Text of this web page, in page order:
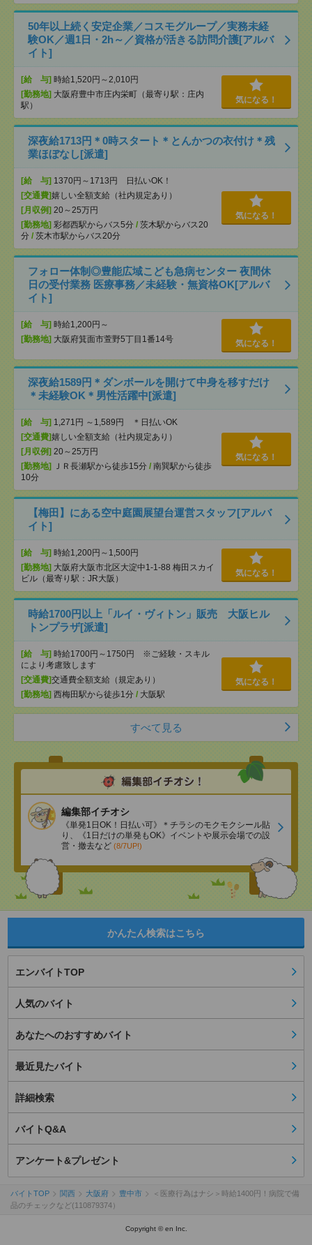
50年以上続く安定企業／コスモグループ／実務未経
験OK／週1日・2h～／資格が活きる訪問介護[アルバ
イト]
[給 与] 時給1,520円～2,010円
[勤務地] 大阪府豊中市庄内栄町（最寄り駅：庄内
駅）
気になる！
深夜給1713円＊0時スタート＊とんかつの衣付け＊残
業ほぼなし[派遣]
[給 与] 1370円～1713円 日払いOK！
[交通費]嬉しい全額支給（社内規定あり）
[月収例] 20～25万円
[勤務地] 彩都西駅からバス5分 / 茨木駅からバス20
分 / 茨木市駅からバス20分
気になる！
フォロー体制◎豊能広域こども急病センター 夜間休
日の受付業務 医療事務／未経験・無資格OK[アルバ
イト]
[給 与] 時給1,200円～
[勤務地] 大阪府箕面市萱野5丁目1番14号 気になる！
深夜給1589円＊ダンボールを開けて中身を移すだけ
＊未経験OK＊男性活躍中[派遣]
[給 与] 1,271円 ～1,589円 ＊日払いOK
[交通費]嬉しい全額支給（社内規定あり）
[月収例] 20～25万円
[勤務地]
ＪＲ長瀬駅から徒歩15分 / 南巽駅から徒歩
10分
気になる！
【梅田】にある空中庭園展望台運営スタッフ[アルバ
イト]
[給 与] 時給1,200円～1,500円
[勤務地] 大阪府大阪市北区大淀中1-1-88 梅田スカイ
ビル（最寄り駅：JR大阪）
気になる！
時給1700円以上「ルイ・ヴィトン」販売 大阪ヒル
トンプラザ[派遣]
[給 与] 時給1700円～1750円 ※ご経験・スキル
により考慮致します
[交通費]交通費全額支給（規定あり）
[勤務地] 西梅田駅から徒歩1分 / 大阪駅
気になる！
すべて見る
編集部イチオシ
《単発1日OK！日払い可》＊チラシのモクモクシール貼
り、《1日だけの単発もOK》イベントや展示会場での設
営・撤去など (8/7UP!)
かんたん検索はこちら
エンバイトTOP
人気のバイト
あなたへのおすすめバイト
最近見たバイト
詳細検索
バイトQ&A
アンケート&プレゼント
バイトTOP 関西 大阪府 豊中市
＜医療行為はナシ＞時給1400円！病院で備
品のチェックなど(110879374）
Copyright © en Inc.